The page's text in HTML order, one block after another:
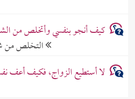
كيف أنجو بنفسي وأتخلص من
التخلص من
لا أستطيع الزواج، فكيف أعف